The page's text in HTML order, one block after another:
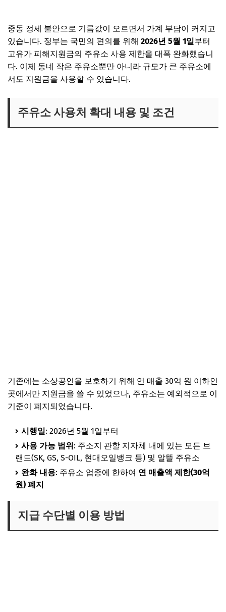
중동 정세 불안으로 기름값이 오르면서 가계 부담이 커지고
있습니다. 정부는 국민의 편의를 위해 2026년 5월 1일부터
고유가 피해지원금의 주유소 사용 제한을 대폭 완화했습니
다. 이제 동네 작은 주유소뿐만 아니라 규모가 큰 주유소에
서도 지원금을 사용할 수 있습니다.
주유소 사용처 확대 내용 및 조건
기존에는 소상공인을 보호하기 위해 연 매출 30억 원 이하인
곳에서만 지원금을 쓸 수 있었으나, 주유소는 예외적으로 이
기준이 폐지되었습니다.
시행일: 2026년 5월 1일부터
사용 가능 범위: 주소지 관할 지자체 내에 있는 모든 브
랜드(SK, GS, S-OIL, 현대오일뱅크 등) 및 알뜰 주유소
완화 내용: 주유소 업종에 한하여 연 매출액 제한(30억
원) 폐지
지급 수단별 이용 방법